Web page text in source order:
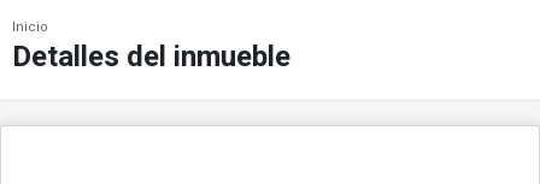
Inicio
Detalles del inmueble